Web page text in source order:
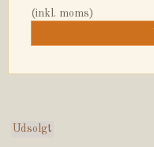
(inkl. moms)
Udsolgt